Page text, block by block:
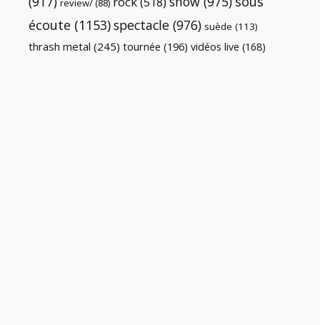
review/(88)
écoute (1153)spectacle (976) suède (113)
thrash metal (245) tournée (196) vidéos live (168)